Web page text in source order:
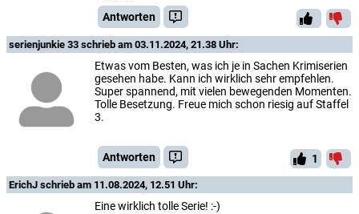
Antworten
serienjunkie 33 schrieb am 03.11.2024, 21.38 Uhr:
Etwas vom Besten, was ich je in Sachen Krimiserien
gesehen habe. Kann ich wirklich sehr empfehlen.
Super spannend, mit vielen bewegenden Momenten.
Tolle Besetzung. Freue mich schon riesig auf Staffel
3.
Antworten 1
ErichJ schrieb am 11.08.2024, 12.51 Uhr:
Eine wirklich tolle Serie! :-)